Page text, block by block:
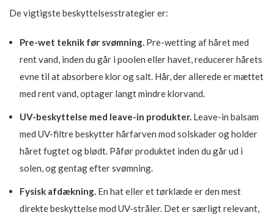
De vigtigste beskyttelsesstrategier er:
Pre-wet teknik før svømning. Pre-wetting af håret med
rent vand, inden du går i poolen eller havet, reducerer hårets
evne til at absorbere klor og salt. Hår, der allerede er mættet
med rent vand, optager langt mindre klorvand.
UV-beskyttelse med leave-in produkter. Leave-in balsam
med UV-filtre beskytter hårfarven mod solskader og holder
håret fugtet og blødt. Påfør produktet inden du går ud i
solen, og gentag efter svømning.
Fysisk afdækning. En hat eller et tørklæde er den mest
direkte beskyttelse mod UV-stråler. Det er særligt relevant,